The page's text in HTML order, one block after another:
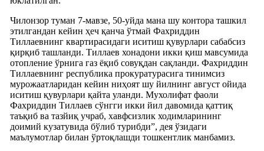
Чилонзор туман 7-мавзе, 50-уйда мана шу контора ташкил
этилгандан кейин ҳеч қанча ўтмай Фахриддин
Тиллаевнинг квартирасидаги иситиш қувурлари сабабсиз
қирқиб ташланди. Тиллаев хонадони икки қиш мавсумида
отопление ўрнига газ ёқиб совуқдан сақланди. Фахриддин
Тиллаевнинг республика прокуратурасига тинимсиз
мурожаатларидан кейин ниҳоят шу йилнинг август ойида
иситиш қувурлари қайта уланди. Мухолифат фаоли
Фахриддин Тиллаев сўнгги икки йил давомида қаттиқ
таъқиб ва тазйиқ учраб, хавфсизлик ходимларининг
доимий кузатувида бўлиб турибди”, дея ўзидаги
маълумотлар билан ўртоқлашди тошкентлик манбамиз.